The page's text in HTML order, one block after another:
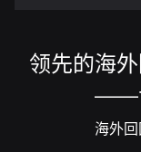
领先的海
——
海外